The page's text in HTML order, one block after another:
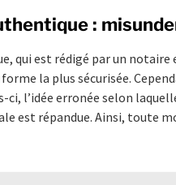
:
qui est rédigé par un notaire
la plus sécurisée.
ci, l’idée erronée selon
est répandue. Ainsi, toute